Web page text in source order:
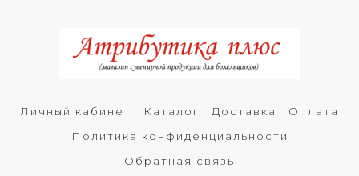
Личный кабинет Каталог Доставка
Оплата
Политика конфиденциальности
Обратная связь